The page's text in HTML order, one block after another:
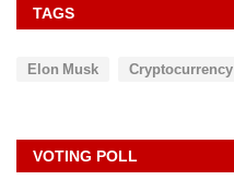
TAGS
Elon Musk Cryptocurrency
VOTING POLL